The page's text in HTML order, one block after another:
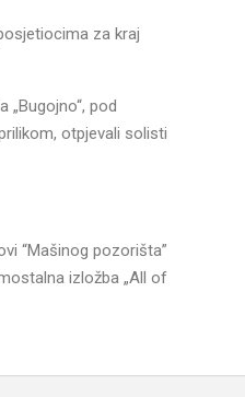
za kraj
pod
otpjevali solisti
“Mašinog pozorišta”
izložba „All of